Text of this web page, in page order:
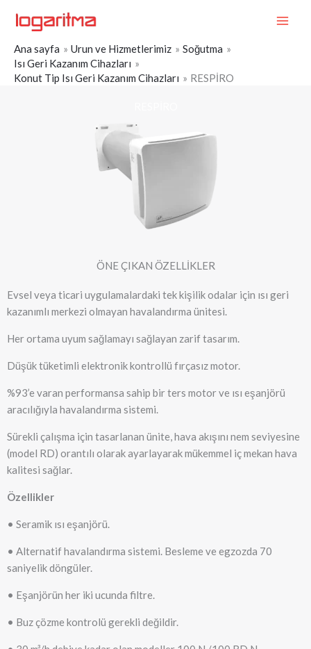
atla
Ana sayfa Urun ve Hizmetlerimiz
Soğutma
Isı Geri Kazanım Cihazları
Konut Tip Isı Geri Kazanım Cihazları
RESPİRO
ÖNE ÇIKAN ÖZELLİKLER
Evsel veya ticari uygulamalardaki tek kişilik odalar için ısı geri
kazanımlı merkezi olmayan havalandırma ünitesi.
Her ortama uyum sağlamayı sağlayan zarif tasarım.
Düşük tüketimli elektronik kontrollü fırçasız motor.
%93’e varan performansa sahip bir ters motor ve ısı eşanjörü
aracılığıyla havalandırma sistemi.
Sürekli çalışma için tasarlanan ünite, hava akışını nem seviyesine
(model RD) orantılı olarak ayarlayarak mükemmel iç mekan hava
kalitesi sağlar.
Özellikler
• Seramik ısı eşanjörü.
• Alternatif havalandırma sistemi. Besleme ve egzozda 70
saniyelik döngüler.
• Eşanjörün her iki ucunda filtre.
• Buz çözme kontrolü gerekli değildir.